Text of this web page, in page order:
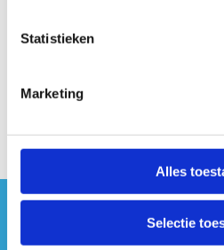
Statistieken
Marketing
Alles
Selectie